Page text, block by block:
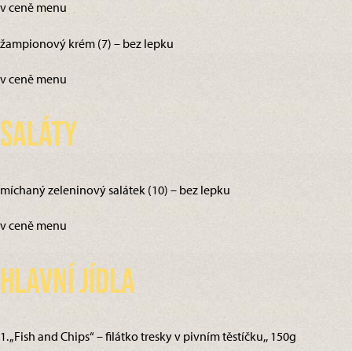
v ceně menu
žampionový krém (7) – bez lepku
v ceně menu
Saláty
míchaný zeleninový salátek (10) – bez lepku
v ceně menu
Hlavní jídla
1. „Fish and Chips“ – filátko tresky v pivním těstíčku,, 150g